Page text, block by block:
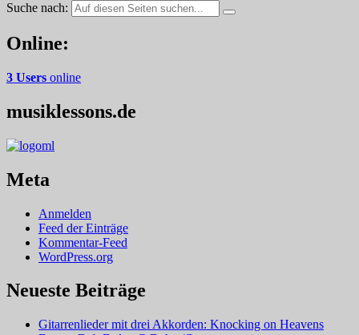
Suche nach:
Online:
3 Users online
musiklessons.de
Meta
Anmelden
Feed der Einträge
Kommentar-Feed
WordPress.org
Neueste Beiträge
Gitarrenlieder mit drei Akkorden: Knocking on Heavens